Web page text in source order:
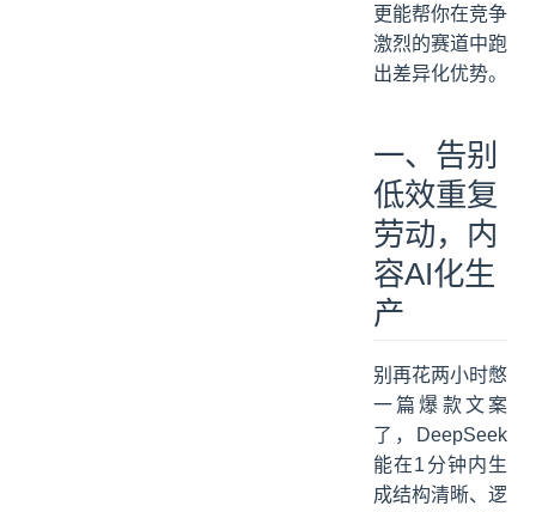
更能帮你在竞争
激烈的赛道中跑
出差异化优势。
一、告别
低效重复
劳动，内
容AI化生
产
别再花两小时憋
一篇爆款文案
了，DeepSeek
能在1分钟内生
成结构清晰、逻